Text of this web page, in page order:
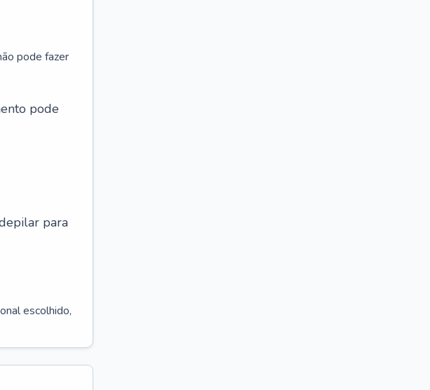
pode fazer
pode
para
escolhido,